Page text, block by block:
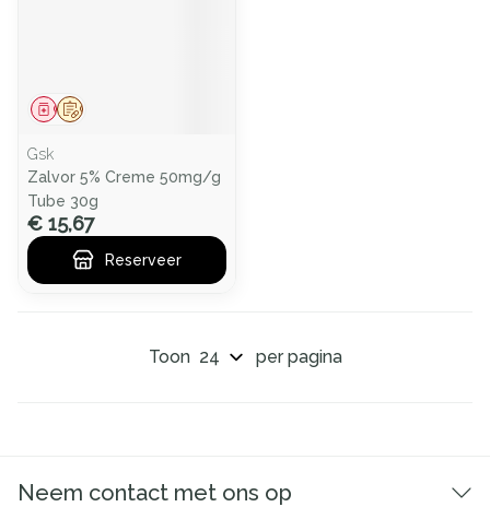
Op voorschrift
Geneesmiddel
Gsk
Zalvor 5% Creme 50mg/g
Tube 30g
€ 15,67
Reserveer
Toon per pagina
Neem contact met ons op